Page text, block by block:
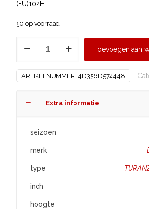
(EU)102H
50 op voorraad
TURANZA
Enliten
Toevoegen aan
ARTIKELNUMMER: 4D356D574448
Extra informatie
seizoen
merk
type
inch
hoogte